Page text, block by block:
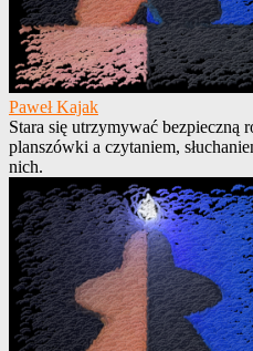
Paweł Kajak
Stara się utrzymywać bezpieczną
planszówki a czytaniem,
nich.